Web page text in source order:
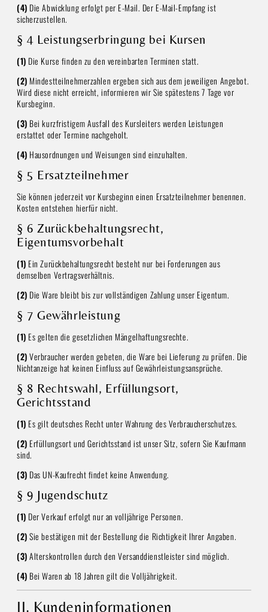
(4) Die Abwicklung erfolgt per E-Mail. Der E-Mail-Empfang ist
sicherzustellen.
§ 4 Leistungserbringung bei Kursen
(1) Die Kurse finden zu den vereinbarten Terminen statt.
(2) Mindestteilnehmerzahlen ergeben sich aus dem jeweiligen Angebot.
Wird diese nicht erreicht, informieren wir Sie spätestens 7 Tage vor
Kursbeginn.
(3) Bei kurzfristigem Ausfall des Kursleiters werden Leistungen
erstattet oder Termine nachgeholt.
(4) Hausordnungen und Weisungen sind einzuhalten.
§ 5 Ersatzteilnehmer
Sie können jederzeit vor Kursbeginn einen Ersatzteilnehmer benennen.
Kosten entstehen hierfür nicht.
§ 6 Zurückbehaltungsrecht,
Eigentumsvorbehalt
(1) Ein Zurückbehaltungsrecht besteht nur bei Forderungen aus
demselben Vertragsverhältnis.
(2) Die Ware bleibt bis zur vollständigen Zahlung unser Eigentum.
§ 7 Gewährleistung
(1) Es gelten die gesetzlichen Mängelhaftungsrechte.
(2)Verbraucher werden gebeten, die Ware bei Lieferung zu prüfen. Die
Nichtanzeige hat keinen Einfluss auf Gewährleistungsansprüche.
§ 8 Rechtswahl, Erfüllungsort,
Gerichtsstand
(1) Es gilt deutsches Recht unter Wahrung des Verbraucherschutzes.
(2) Erfüllungsort und Gerichtsstand ist unser Sitz, sofern Sie Kaufmann
sind.
(3) Das UN-Kaufrecht findet keine Anwendung.
§ 9 Jugendschutz
(1) Der Verkauf erfolgt nur an volljährige Personen.
(2)Sie bestätigen mit der Bestellung die Richtigkeit Ihrer Angaben.
(3)Alterskontrollen durch den Versanddienstleister sind möglich.
(4) Bei Waren ab 18 Jahren gilt die Volljährigkeit.
II. Kundeninformationen